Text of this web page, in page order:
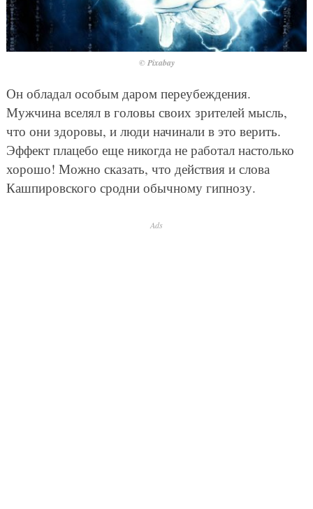
© Pixabay
Он обладал особым даром переубеждения.
Мужчина вселял в головы своих зрителей мысль,
что они здоровы, и люди начинали в это верить.
Эффект плацебо еще никогда не работал настолько
хорошо! Можно сказать, что действия и слова
Кашпировского сродни обычному гипнозу.
Ads